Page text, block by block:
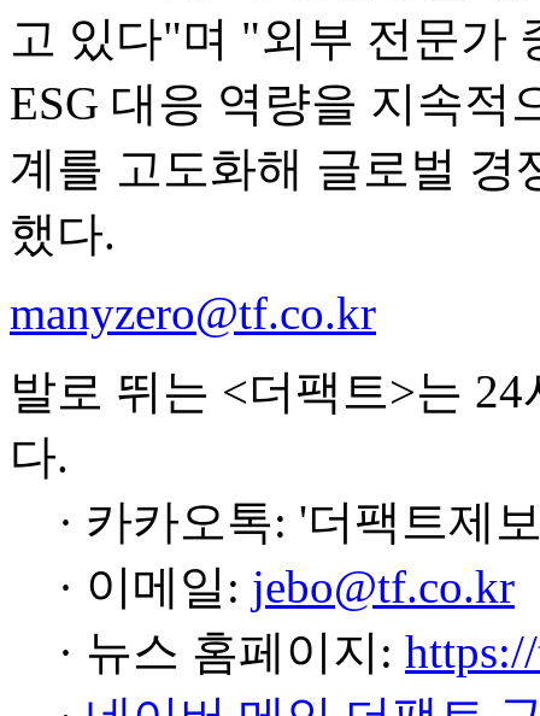
고 있다"며 "외부 전문가
ESG 대응 역량을 지속적
계를 고도화해 글로벌 경
했다.
manyzero@tf.co.kr
발로 뛰는 <더팩트>는
다.
· 카카오톡: '더팩트제
· 이메일: jebo@tf.co.kr
· 뉴스 홈페이지: